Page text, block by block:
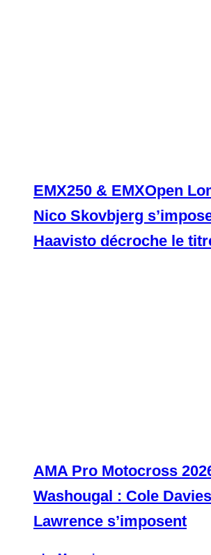
EMX250 & EMXOpen
Nico Skovbjerg
Haavisto décroche le
AMA Pro Motocross
Washougal : Cole
Lawrence s’imposent